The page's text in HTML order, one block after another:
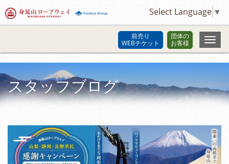
Select Language ▼
前売り
WEBチケット
団体の
お客様
スタッフブログ